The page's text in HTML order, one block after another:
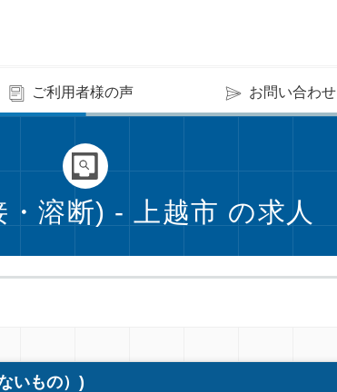
ご利用者様の声 お問い合わせ
溶断) - 上越市 の求人
いもの）)